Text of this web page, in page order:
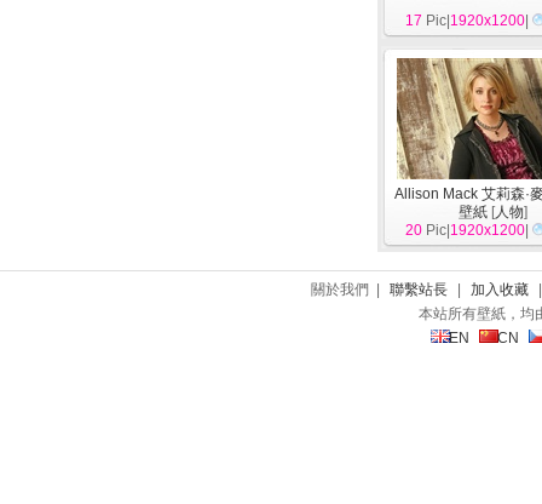
17 Pic| 1920x1200
Allison Mack 艾莉森·
壁紙 [人物]
20 Pic| 1920x1200
關於我們 | 聯繫站長 加入收藏
本站所有壁紙，均
EN
CN